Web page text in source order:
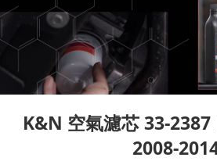
K&N 空氣濾芯 33-2387
2008-